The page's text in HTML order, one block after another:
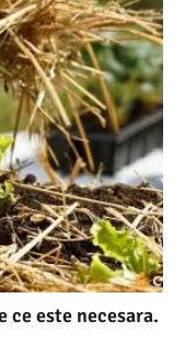
ce este necesara.